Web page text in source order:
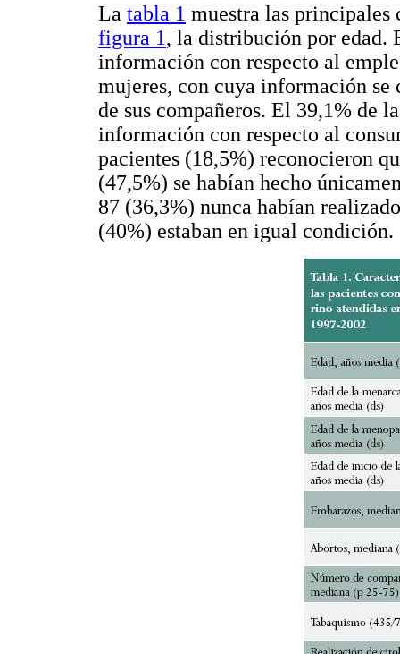
La tabla 1 muestra las principales
figura 1, la distribución por edad.
información con respecto al
mujeres, con cuya información
de sus compañeros. El 39,1% de
información con respecto al
pacientes (18,5%) reconocieron
(47,5%) se habían hecho
87 (36,3%) nunca habían
(40%) estaban en igual condición.